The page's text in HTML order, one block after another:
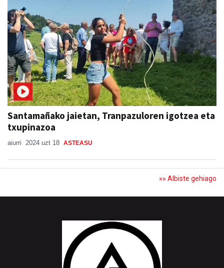
Santamañako jaietan, Tranpazuloren igotzea eta
txupinazoa
aiurri 2024 uzt 18 ASTEASU
»» Albiste gehiago